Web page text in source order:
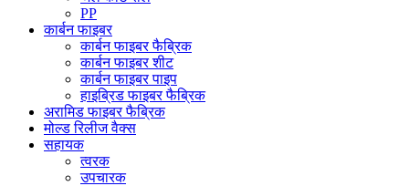
PP
कार्बन फाइबर
कार्बन फाइबर फैब्रिक
कार्बन फाइबर शीट
कार्बन फाइबर पाइप
हाइब्रिड फाइबर फैब्रिक
अरामिड फाइबर फैब्रिक
मोल्ड रिलीज वैक्स
सहायक
त्वरक
उपचारक